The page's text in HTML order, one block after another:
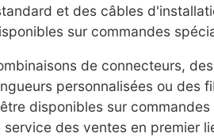
et des câbles
sur commandes
de connecteurs,
personnalisées ou des
disponibles sur
des ventes en premier